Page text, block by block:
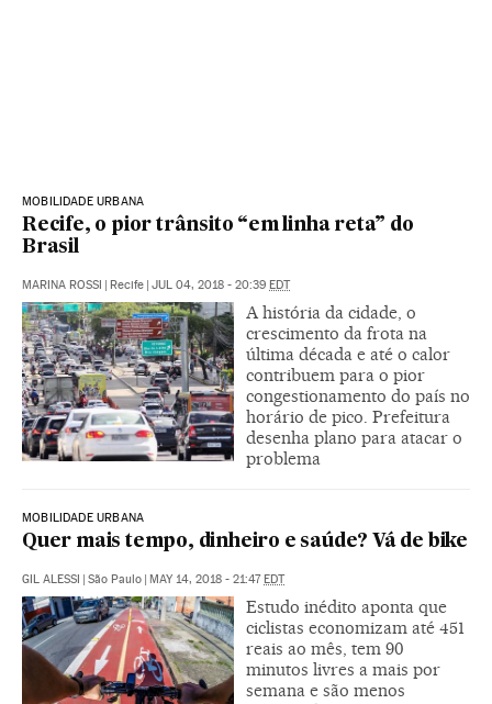
MOBILIDADE URBANA
Recife, o pior trânsito “em linha reta” do
Brasil
MARINA ROSSI | Recife | JUL 04, 2018 - 20:39 EDT
A história da cidade, o
crescimento da frota na
última década e até o calor
contribuem para o pior
congestionamento do país no
horário de pico. Prefeitura
desenha plano para atacar o
problema
MOBILIDADE URBANA
Quer mais tempo, dinheiro e saúde? Vá de bike
GIL ALESSI | São Paulo | MAY 14, 2018 - 21:47EDT
Estudo inédito aponta que
ciclistas economizam até 451
reais ao mês, tem 90
minutos livres a mais por
semana e são menos